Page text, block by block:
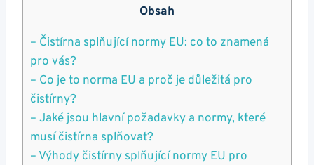
Obsah
– Čistírna splňující normy EU: co to znamená
pro vás?
– Co je to norma EU a proč je důležitá pro
čistírny?
– Jaké jsou hlavní požadavky a normy, které
musí čistírna splňovat?
– Výhody čistírny splňující normy EU pro